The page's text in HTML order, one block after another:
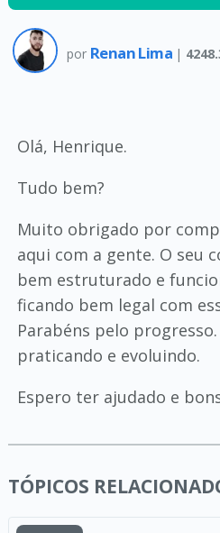
por Renan Lima |
Olá, Henrique.
Tudo bem?
Muito obrigado por
aqui com a gente. O seu
bem estruturado e
ficando bem legal com
Parabéns pelo
praticando e evoluindo.
Espero ter ajudado e
TÓPICOS